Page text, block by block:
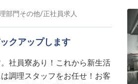
、遠方の方でも安心して始め
草という土地を愛し、その魅
部門その他/正社員求人
クアップします
社員寮あり！これから新生活
調理スタッフをお任せ！お客